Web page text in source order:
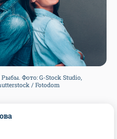
Фото: G-Stock Studio,
/ Fotodom